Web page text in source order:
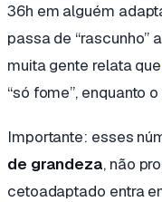
36h em alguém
passa de “rascunho”
muita gente relata que
“só fome”, enquanto
Importante: esses
de grandeza, não
cetoadaptado entra